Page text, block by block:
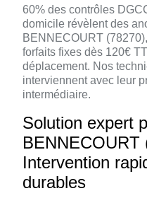
60% des contrôles
domicile révèlent des
BENNECOURT
forfaits fixes dès 120€
déplacement. Nos
interviennent avec leur
intermédiaire.
Solution expert
BENNECOURT
Intervention
durables